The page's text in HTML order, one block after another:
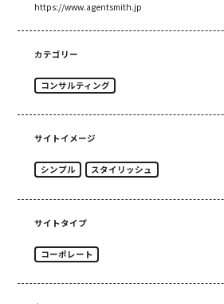
https://www.agentsmith.jp
カテゴリー
コンサルティング
サイトイメージ
シンプル スタイリッシュ
サイトタイプ
コーポレート